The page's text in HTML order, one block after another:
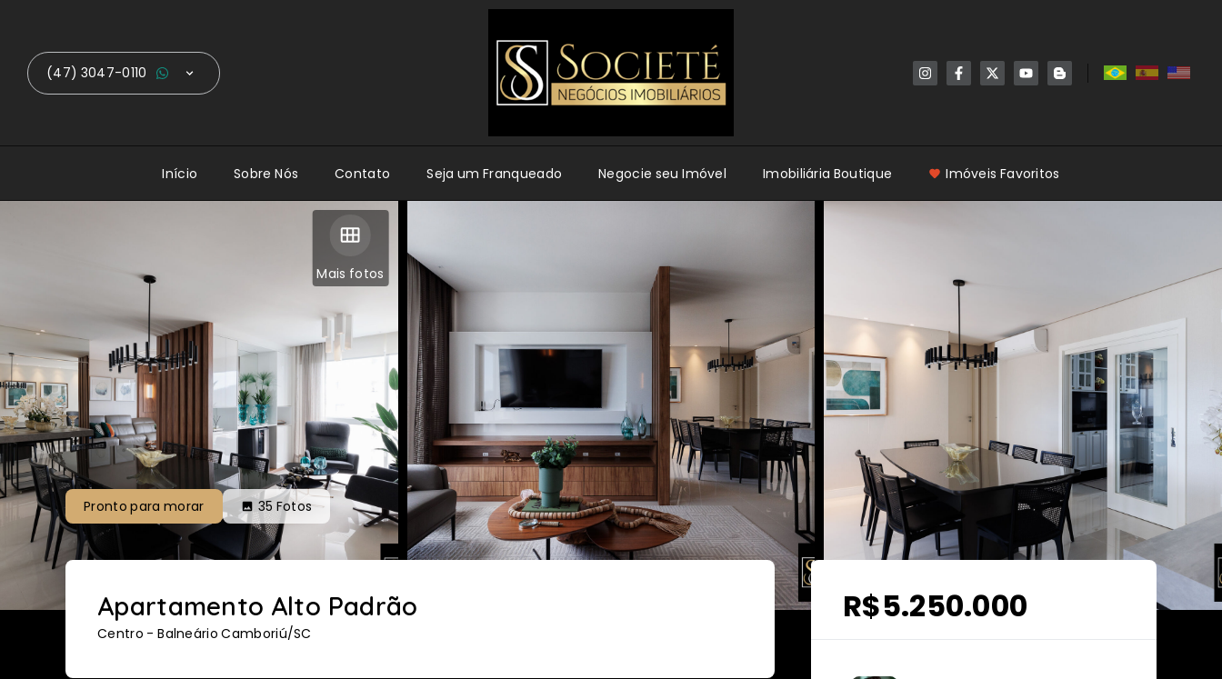
(47) 3047-0110
Início Sobre Nós Contato Seja um Franqueado Negocie seu Imóvel Imobiliária Boutique Imóveis Favoritos
Mais fotos
Pronto para morar 35 Fotos
Apartamento Alto Padrão
Centro - Balneário Camboriú/SC
R$5.250.000